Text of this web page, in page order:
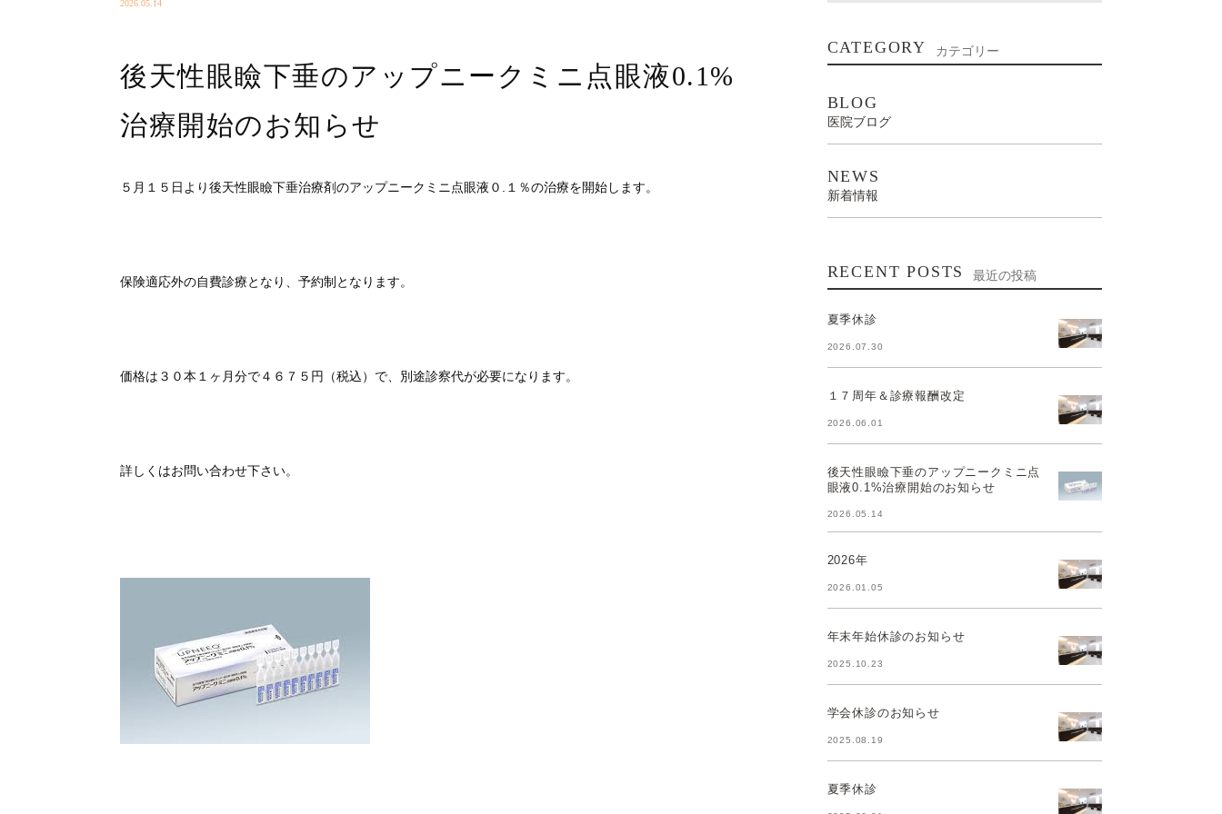
2026.05.14
後天性眼瞼下垂のアップニークミニ点眼液0.1%
治療開始のお知らせ
５月１５日より後天性眼瞼下垂治療剤のアップニークミニ点眼液０.１％の治療を開始します。
保険適応外の自費診療となり、予約制となります。
価格は３０本１ヶ月分で４６７５円（税込）で、別途診察代が必要になります。
詳しくはお問い合わせ下さい。
CATEGORY カテゴリー
BLOG
医院ブログ
NEWS
新着情報
RECENT POSTS 最近の投稿
夏季休診
2026.07.30
１７周年＆診療報酬改定
2026.06.01
後天性眼瞼下垂のアップニークミニ点
眼液0.1%治療開始のお知らせ
2026.05.14
2026年
2026.01.05
年末年始休診のお知らせ
2025.10.23
学会休診のお知らせ
2025.08.19
夏季休診